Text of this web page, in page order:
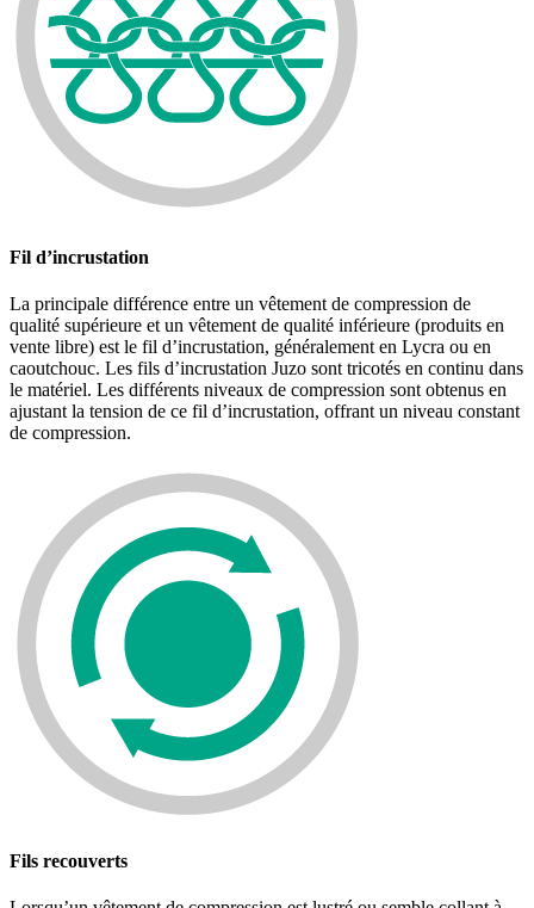
Fil d’incrustation
La principale différence entre un vêtement de compression de
qualité supérieure et un vêtement de qualité inférieure (produits en
vente libre) est le fil d’incrustation, généralement en Lycra ou en
caoutchouc. Les fils d’incrustation Juzo sont tricotés en continu dans
le matériel. Les différents niveaux de compression sont obtenus en
ajustant la tension de ce fil d’incrustation, offrant un niveau constant
de compression.
Fils recouverts